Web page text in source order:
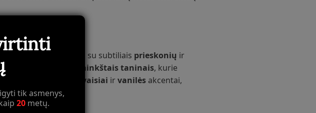
kurie susipina su subtiliais prieskonių ir
minkštais taninais, kurie
juntami švelnūs
vaisiai irvanilėsakcentai,
tik asmenys,
20 metų.